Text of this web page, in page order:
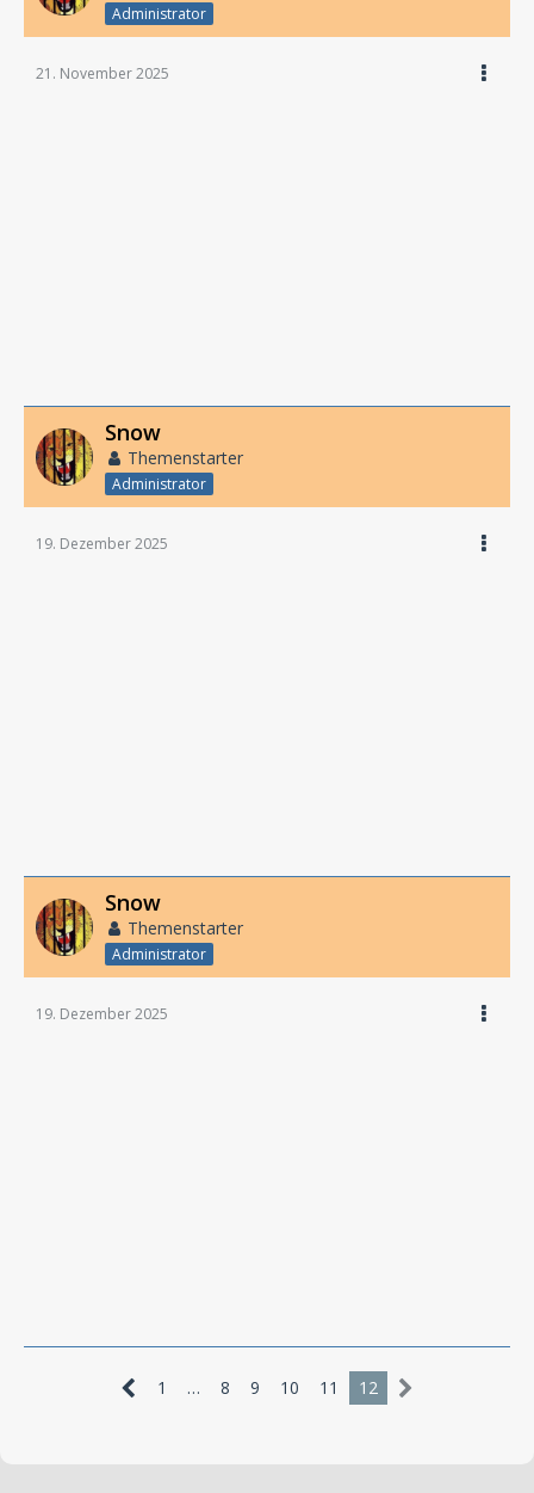
Administrator
21. November 2025
Snow
Themenstarter
Administrator
19. Dezember 2025
Snow
Themenstarter
Administrator
19. Dezember 2025
1 … 8 9 10 11 12